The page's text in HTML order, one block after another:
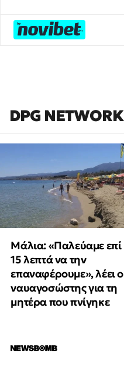
DPG NETWORK
Μάλια: «Παλεύαμε επί
15 λεπτά να την
επαναφέρουμε», λέει ο
ναυαγοσώστης για τη
μητέρα που πνίγηκε